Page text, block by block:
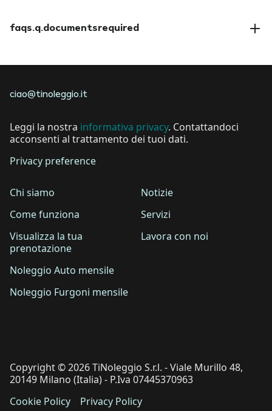
faqs.q.documentsrequired
ciao@tinoleggio.it
Leggi la nostra informativa privacy. Contattandoci
acconsenti al trattamento dei tuoi dati.
Privacy preference
Chi siamo
Come funziona
Visualizza la tua
prenotazione
Noleggio Auto mensile
Noleggio Furgoni mensile
Notizie
Servizi
Lavora con noi
Copyright © 2026 TiNoleggio S.r.l. - Viale Murillo 48,
20149 Milano (Italia) - P.Iva 07445370963
Cookie Policy
Privacy Policy